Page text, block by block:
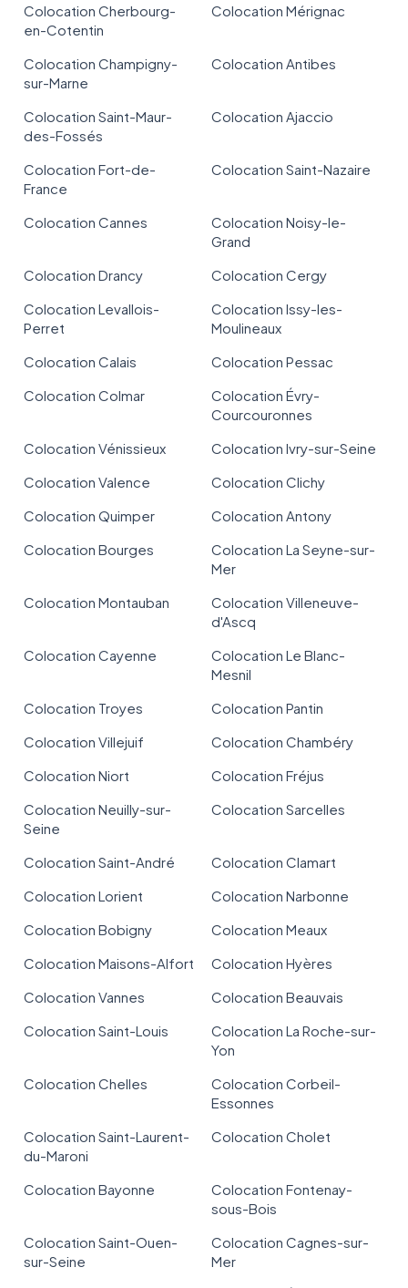
Colocation Cherbourg-
en-Cotentin
Colocation Mérignac
Colocation Champigny-
sur-Marne
Colocation Antibes
Colocation Saint-Maur-
des-Fossés
Colocation Ajaccio
Colocation Fort-de-
France
Colocation Saint-Nazaire
Colocation Cannes
Colocation Noisy-le-
Grand
Colocation Drancy
Colocation Cergy
Colocation Levallois-
Perret
Colocation Issy-les-
Moulineaux
Colocation Calais
Colocation Pessac
Colocation Colmar
Colocation Évry-
Courcouronnes
Colocation Vénissieux
Colocation Ivry-sur-Seine
Colocation Valence
Colocation Clichy
Colocation Quimper
Colocation Antony
Colocation Bourges
Colocation La Seyne-sur-
Mer
Colocation Montauban
Colocation Villeneuve-
d'Ascq
Colocation Cayenne
Colocation Le Blanc-
Mesnil
Colocation Troyes
Colocation Pantin
Colocation Villejuif
Colocation Chambéry
Colocation Niort
Colocation Fréjus
Colocation Neuilly-sur-
Seine
Colocation Sarcelles
Colocation Saint-André
Colocation Clamart
Colocation Lorient
Colocation Narbonne
Colocation Bobigny
Colocation Meaux
Colocation Maisons-Alfort
Colocation Hyères
Colocation Vannes
Colocation Beauvais
Colocation Saint-Louis
Colocation La Roche-sur-
Yon
Colocation Chelles
Colocation Corbeil-
Essonnes
Colocation Saint-Laurent-
du-Maroni
Colocation Cholet
Colocation Bayonne
Colocation Fontenay-
sous-Bois
Colocation Saint-Ouen-
sur-Seine
Colocation Cagnes-sur-
Mer